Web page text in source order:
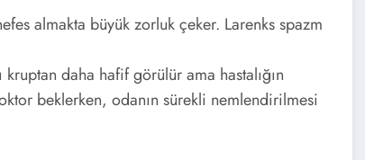
almakta büyük zorluk çeker. Larenks spazm
daha hafif görülür ama hastalığın
beklerken, odanın sürekli nemlendirilmesi